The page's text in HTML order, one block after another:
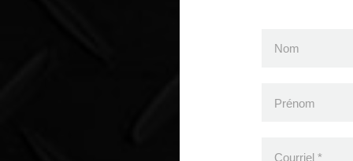
Nom
Prénom
Courriel *